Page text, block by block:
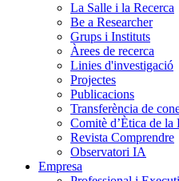
La Salle i la Recerca
Be a Researcher
Grups i Instituts
Àrees de recerca
Linies d'investigació
Projectes
Publicacions
Transferència de
Comitè d’Ètica de la
Revista Comprendre
Observatori IA
Empresa